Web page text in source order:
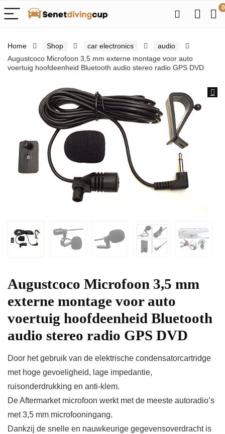
0
Home Shop car electronics
audio
Augustcoco Microfoon 3,5 mm externe montage voor auto
voertuig hoofdeenheid Bluetooth audio stereo radio GPS DVD
Augustcoco Microfoon 3,5 mm
externe montage voor auto
voertuig hoofdeenheid Bluetooth
audio stereo radio GPS DVD
Door het gebruik van de elektrische condensatorcartridge
met hoge gevoeligheid, lage impedantie,
ruisonderdrukking en anti-klem.
De Aftermarket microfoon werkt met de meeste autoradio’s
met 3,5 mm microfooningang.
Dankzij de snelle en nauwkeurige gegevensoverdracht is